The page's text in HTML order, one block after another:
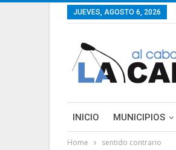
JUEVES, AGOSTO 6, 2026
INICIO MUNICIPIOS
Home sentido contrario